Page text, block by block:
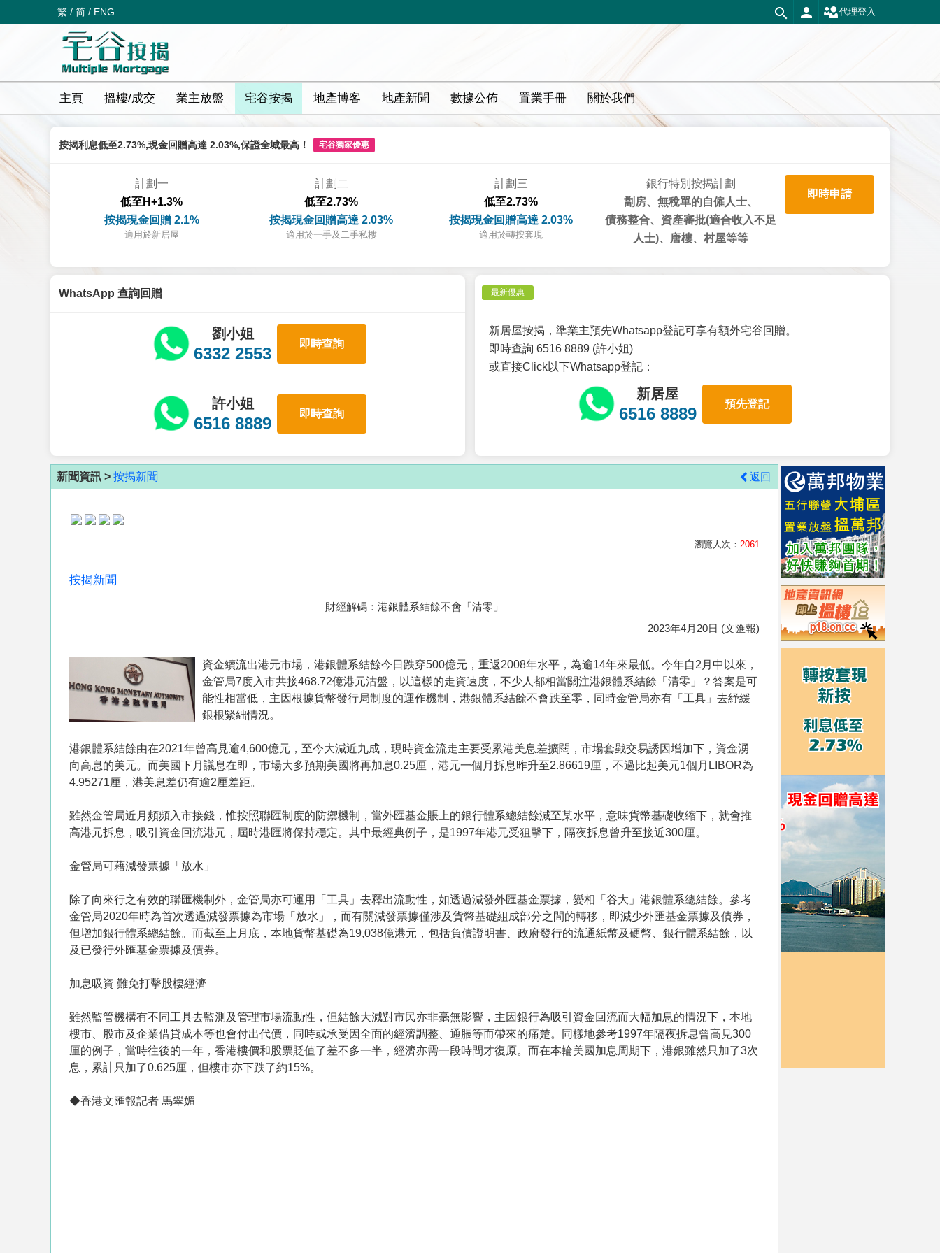
繁 / 简 / ENG 代理登入
主頁 搵樓/成交 業主放盤 宅谷按揭 地產博客 地產新聞 數據公佈 置業手冊 關於我們
按揭利息低至2.73%,現金回贈高達 2.03%,保證全城最高！ 宅谷獨家優惠
計劃一
低至H+1.3%
按揭現金回贈 2.1%
適用於新居屋
計劃二
低至2.73%
按揭現金回贈高達 2.03%
適用於一手及二手私樓
計劃三
低至2.73%
按揭現金回贈高達 2.03%
適用於轉按套現
銀行特別按揭計劃
劏房、無稅單的自僱人士、
債務整合、資產審批(適合收入不足
人士)、唐樓、村屋等等
即時申請
WhatsApp 查詢回贈
劉小姐
6332 2553
即時查詢
許小姐
6516 8889
即時查詢
最新優惠
新居屋按揭，準業主預先Whatsapp登記可享有額外宅谷回贈。
即時查詢 6516 8889 (許小姐)
或直接Click以下Whatsapp登記：
新居屋
6516 8889
預先登記
新聞資訊 > 按揭新聞 返回
瀏覽人次： 2061
按揭新聞
財經解碼：港銀體系結餘不會「清零」
2023年4月20日 (文匯報)
資金續流出港元市場，港銀體系結餘今日跌穿500億元，重返2008年水平，為逾14年來最低。今年自2月中以來，
金管局7度入市共接468.72億港元沽盤，以這樣的走資速度，不少人都相當關注港銀體系結餘「清零」？答案是可
能性相當低，主因根據貨幣發行局制度的運作機制，港銀體系結餘不會跌至零，同時金管局亦有「工具」去紓緩
銀根緊絀情況。
港銀體系結餘由在2021年曾高見逾4,600億元，至今大減近九成，現時資金流走主要受累港美息差擴闊，市場套戥交易誘因增加下，資金湧
向高息的美元。而美國下月議息在即，市場大多預期美國將再加息0.25厘，港元一個月拆息昨升至2.86619厘，不過比起美元1個月LIBOR為
4.95271厘，港美息差仍有逾2厘差距。
雖然金管局近月頻頻入市接錢，惟按照聯匯制度的防禦機制，當外匯基金賬上的銀行體系總結餘減至某水平，意味貨幣基礎收縮下，就會推
高港元拆息，吸引資金回流港元，屆時港匯將保持穩定。其中最經典例子，是1997年港元受狙擊下，隔夜拆息曾升至接近300厘。
金管局可藉減發票據「放水」
除了向來行之有效的聯匯機制外，金管局亦可運用「工具」去釋出流動性，如透過減發外匯基金票據，變相「谷大」港銀體系總結餘。參考
金管局2020年時為首次透過減發票據為市場「放水」，而有關減發票據僅涉及貨幣基礎組成部分之間的轉移，即減少外匯基金票據及債券，
但增加銀行體系總結餘。而截至上月底，本地貨幣基礎為19,038億港元，包括負債證明書、政府發行的流通紙幣及硬幣、銀行體系結餘，以
及已發行外匯基金票據及債券。
加息吸資 難免打擊股樓經濟
雖然監管機構有不同工具去監測及管理市場流動性，但結餘大減對市民亦非毫無影響，主因銀行為吸引資金回流而大幅加息的情況下，本地
樓市、股市及企業借貸成本等也會付出代價，同時或承受因全面的經濟調整、通脹等而帶來的痛楚。同樣地參考1997年隔夜拆息曾高見300
厘的例子，當時往後的一年，香港樓價和股票貶值了差不多一半，經濟亦需一段時間才復原。而在本輪美國加息周期下，港銀雖然只加了3次
息，累計只加了0.625厘，但樓市亦下跌了約15%。
◆香港文匯報記者 馬翠媚